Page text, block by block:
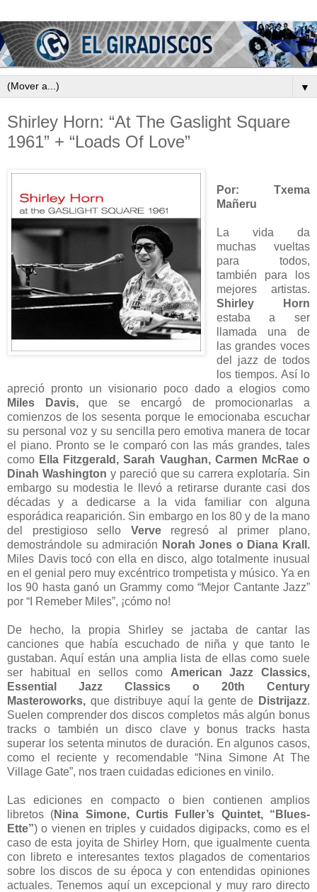
▼
Shirley Horn: “At The Gaslight Square
1961” + “Loads Of Love”
Por: Txema
Mañeru
La vida da
muchas vueltas
para todos,
también para los
mejores artistas.
Shirley Horn
estaba a ser
llamada una de
las grandes voces
del jazz de todos
los tiempos. Así lo
apreció pronto un visionario poco dado a elogios como
Miles Davis,que se encargó de promocionarlas a
comienzos de los sesenta porque le emocionaba escuchar
su personal voz y su sencilla pero emotiva manera de tocar
el piano. Pronto se le comparó con las más grandes, tales
como Ella Fitzgerald, Sarah Vaughan, Carmen McRae o
Dinah Washington y pareció que su carrera explotaría. Sin
embargo su modestia le llevó a retirarse durante casi dos
décadas y a dedicarse a la vida familiar con alguna
esporádica reaparición. Sin embargo en los 80 y de la mano
del prestigioso sello Verve regresó al primer plano,
demostrándole su admiración Norah Jones o Diana Krall.
Miles Davis tocó con ella en disco, algo totalmente inusual
en el genial pero muy excéntrico trompetista y músico. Ya en
los 90 hasta ganó un Grammy como “Mejor Cantante Jazz”
por “I Remeber Miles”, ¡cómo no!
De hecho, la propia Shirley se jactaba de cantar las
canciones que había escuchado de niña y que tanto le
gustaban. Aquí están una amplia lista de ellas como suele
ser habitual en sellos como American Jazz Classics,
Essential Jazz Classics o 20th Century
Masteroworks, que distribuye aquí la gente de Distrijazz.
Suelen comprender dos discos completos más algún bonus
tracks o también un disco clave y bonus tracks hasta
superar los setenta minutos de duración. En algunos casos,
como el reciente y recomendable “Nina Simone At The
Village Gate”, nos traen cuidadas ediciones en vinilo.
Las ediciones en compacto o bien contienen amplios
libretos (Nina Simone, Curtis Fuller’s Quintet, “Blues-
Ette”) o vienen en triples y cuidados digipacks, como es el
caso de esta joyita de Shirley Horn, que igualmente cuenta
con libreto e interesantes textos plagados de comentarios
sobre los discos de su época y con entendidas opiniones
actuales. Tenemos aquí un excepcional y muy raro directo